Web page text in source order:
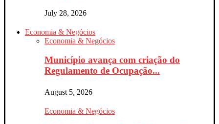
July 28, 2026
Economia & Negócios
Economia & Negócios
Município avança com criação do
Regulamento de Ocupação...
August 5, 2026
Economia & Negócios